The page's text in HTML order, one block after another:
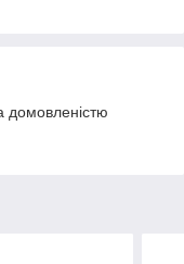
домовленістю